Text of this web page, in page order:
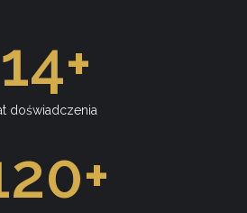
doświadczenia
14+
+